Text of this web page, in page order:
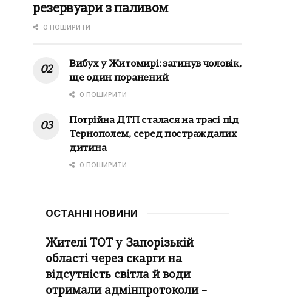
резервуари з паливом
0 ПОШИРИТИ
Вибух у Житомирі: загинув чоловік,
ще один поранений
0 ПОШИРИТИ
Потрійна ДТП сталася на трасі під
Тернополем, серед постраждалих
дитина
0 ПОШИРИТИ
ОСТАННІ НОВИНИ
Жителі ТОТ у Запорізькій
області через скарги на
відсутність світла й води
отримали адмінпротоколи –